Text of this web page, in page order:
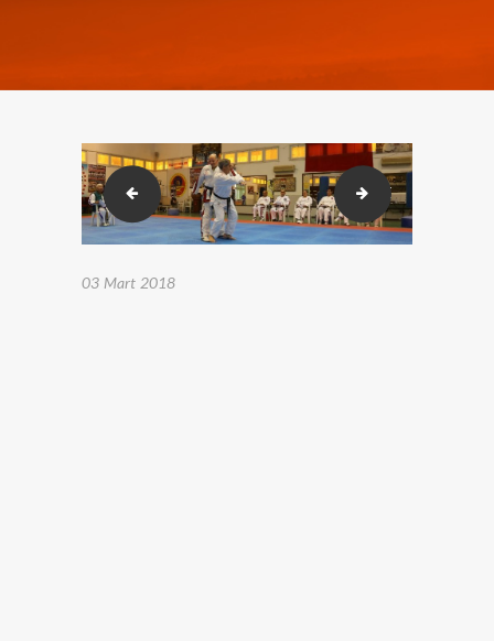
2018-02-23-26 Karakusak sınavı. (296) 2018-02-23-26
03 Mart 2018